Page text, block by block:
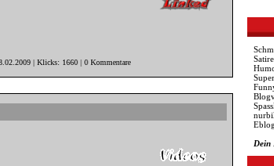
| Klicks: 1660 | 0 Kommentare
Dein